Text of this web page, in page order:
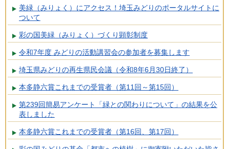
美緑（みりょく）にアクセス！埼玉みどりのポータルサイトに
ついて
彩の国美緑（みりょく）づくり顕彰制度
令和7年度 みどりの活動講習会の参加者を募集します
埼玉県みどりの再生県民会議（令和8年6月30日終了）
本多静六賞これまでの受賞者（第11回～第15回）
第239回簡易アンケート「緑との関わりについて」の結果を公
表しました
本多静六賞これまでの受賞者（第16回、第17回）